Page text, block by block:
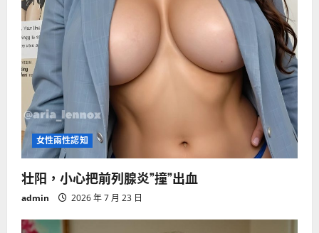
女性兩性認知
壮阳，小心把前列腺炎”撞”出血
admin 2026 年 7 月 23 日